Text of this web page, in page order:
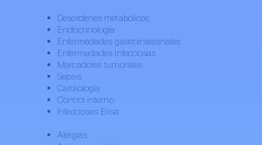
Desordenes metabólicos
Endocrinología
Enfermedades gastrointestinales
Enfermedades infecciosas
Marcadores tumorales
Sepsis
Cardiología
Control interno
Infecciosas Elisa
Alergias